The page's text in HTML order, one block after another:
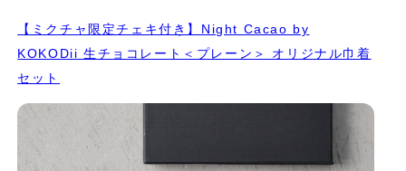
【ミクチャ限定チェキ付き】Night Cacao by
KOKODii 生チョコレート＜プレーン＞ オリジナル巾着
セット